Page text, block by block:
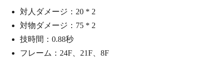
対人ダメージ：20 * 2
対物ダメージ：75 * 2
技時間：0.88秒
フレーム：24F、21F、8F